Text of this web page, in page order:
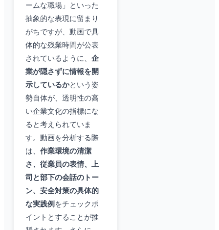
ームな職場」といった
抽象的な表現に留まり
がちですが、動画で具
体的な残業時間が公表
されているように、 企
業が隠さずに情報を開
示しているかという姿
勢自体が、透明性の高
い企業文化の指標にな
ると考えられていま
す。動画を分析する際
は、 作業環境の清潔
さ、従業員の表情、上
司と部下の会話のトー
ン、安全対策の具体的
な実践例 をチェックポ
イントとすることが推